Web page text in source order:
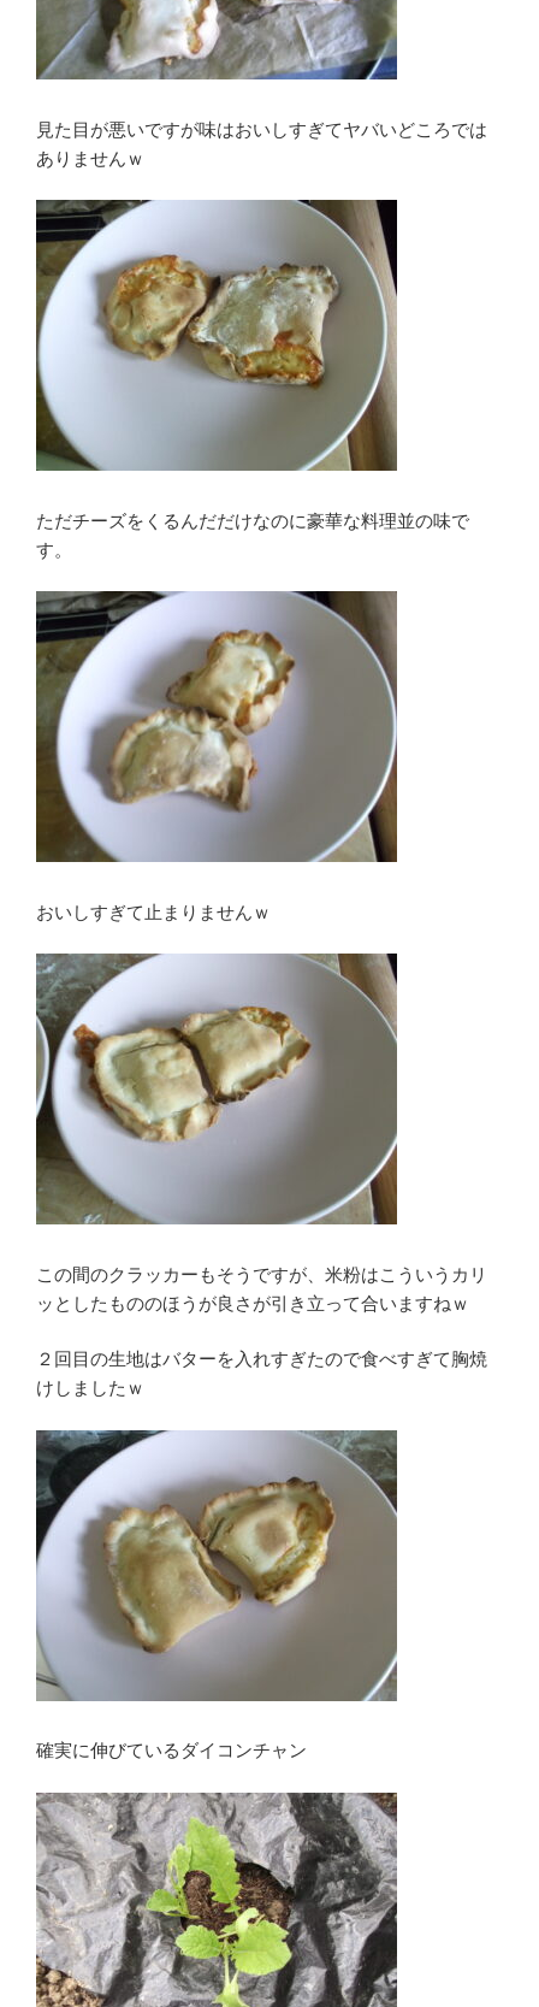
見た目が悪いですが味はおいしすぎてヤバいどころでは
ありませんｗ
ただチーズをくるんだだけなのに豪華な料理並の味で
す。
おいしすぎて止まりませんｗ
この間のクラッカーもそうですが、米粉はこういうカリ
ッとしたもののほうが良さが引き立って合いますねｗ
２回目の生地はバターを入れすぎたので食べすぎて胸焼
けしましたｗ
確実に伸びているダイコンチャン